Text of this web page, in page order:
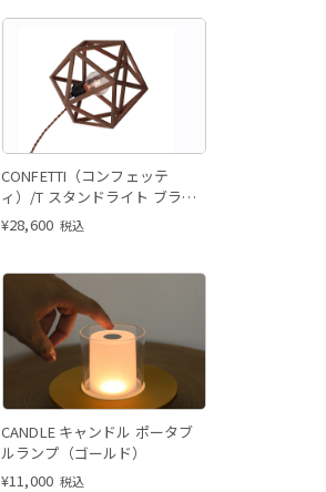
CONFETTI（コンフェッテ
ィ）/T スタンドライト ブラウ
ン
¥28,600 税込
CANDLE キャンドル ポータブ
ルランプ（ゴールド）
¥11,000 税込